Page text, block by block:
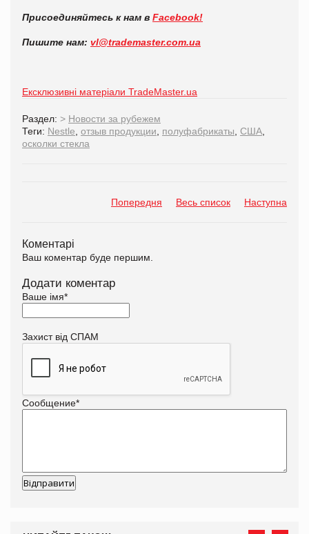
Присоединяйтесь к нам в Facebook!
Пишите нам: vl@trademaster.com.ua
Ексклюзивні матеріали TradeMaster.ua
Раздел: > Новости за рубежем
Теги: Nestle отзыв продукции полуфабрикаты США
осколки стекла
Попередня Весь список Наступна
Коментарі
Ваш коментар буде першим.
Додати коментар
Ваше імя*
Захист від СПАМ
Сообщение*